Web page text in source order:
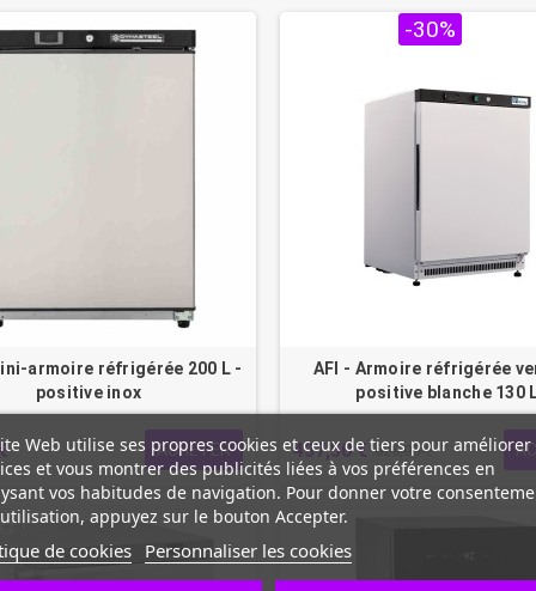
armoire réfrigérée 200 L -
positive inox
ACHETER
-30%
AFI - Armoire réfrigérée
positive blanche 130
437,50 € 625,00 €
!
Web utilise ses propres cookies et ceux de tiers pour améliorer
et vous montrer des publicités liées à vos préférences en
vos habitudes de navigation. Pour donner votre
appuyez sur le bouton Accepter.
de cookies Personnaliser les cookies